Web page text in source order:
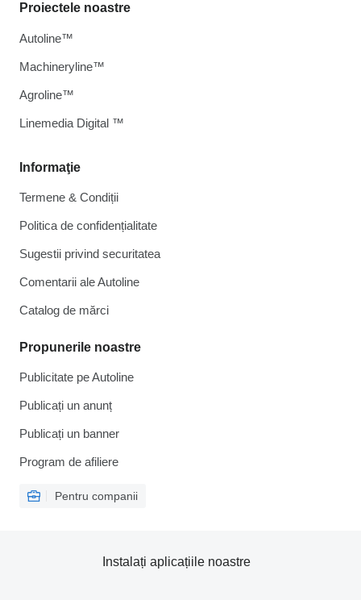
Informaţie
Termene & Condiții
Politica de confidențialitate
Sugestii privind securitatea
Comentarii ale Autoline
Catalog de mărcі
Propunerile noastre
Publicitate pe Autoline
Publicați un anunț
Publicați un banner
Program de afiliere
Pentru companii
Proiectele noastre
Autoline™
Machineryline™
Agroline™
Linemedia Digital ™
Instalați aplicațiile noastre